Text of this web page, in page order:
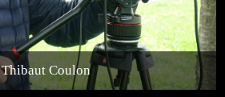
Thibaut Coulon